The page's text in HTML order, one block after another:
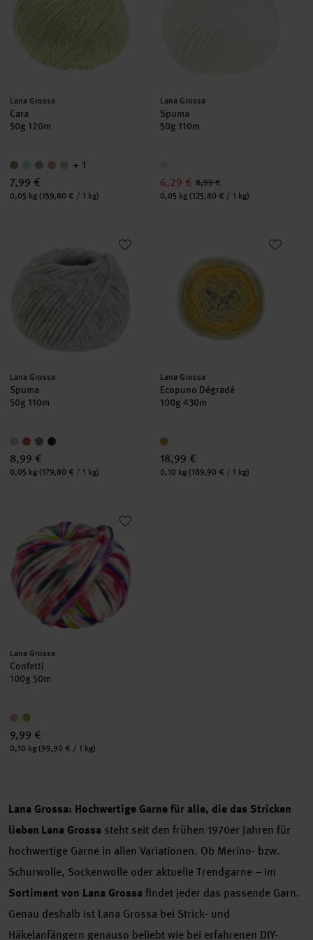
Hersteller:
Lana Grossa
Cara
50g 120m
+ 1
7,99 €
Inhalt:
0,05 kg (159,80 € / 1 kg)
Hersteller:
Lana Grossa
Spuma
50g 110m
6,29 € 8,99 €
Inhalt:
0,05 kg (125,80 € / 1 kg)
Hersteller:
Lana Grossa
Spuma
50g 110m
8,99 €
Inhalt:
0,05 kg (179,80 € / 1 kg)
Hersteller:
Lana Grossa
Ecopuno Dégradé
100g 430m
18,99 €
Inhalt:
0,10 kg (189,90 € / 1 kg)
Hersteller:
Lana Grossa
Confetti
100g 50m
9,99 €
Inhalt:
0,10 kg (99,90 € / 1 kg)
Lana Grossa: Hochwertige Garne für alle, die das Stricken
lieben Lana Grossa steht seit den frühen 1970er Jahren für
hochwertige Garne in allen Variationen. Ob Merino- bzw.
Schurwolle, Sockenwolle oder aktuelle Trendgarne – im
Sortiment von Lana Grossa findet jeder das passende Garn.
Genau deshalb ist Lana Grossa bei Strick- und
Häkelanfängern genauso beliebt wie bei erfahrenen DIY-